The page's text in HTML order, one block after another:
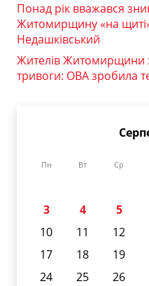
Понад рік вважався
Житомирщину «на
Недашківський
Жителів Житомирщини
тривоги: ОВА зробила
Пн Вт Ср
3
4 5
10
11 12
17
18 19
24
25 26